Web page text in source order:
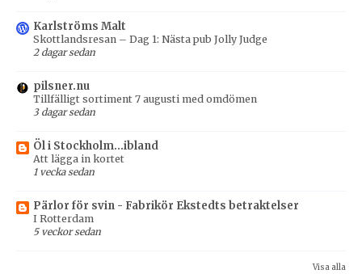
Karlströms Malt
Skottlandsresan – Dag 1: Nästa pub Jolly Judge
2 dagar sedan
pilsner.nu
Tillfälligt sortiment 7 augusti med omdömen
3 dagar sedan
Öl i Stockholm...ibland
Att lägga in kortet
1 vecka sedan
Pärlor för svin - Fabrikör Ekstedts betraktelser
I Rotterdam
5 veckor sedan
Visa alla